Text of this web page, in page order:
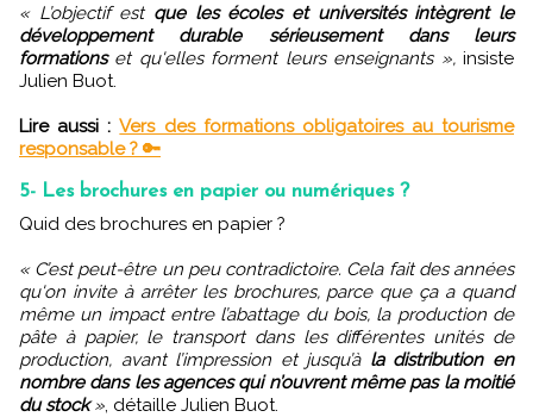
« L’objectif est que les écoles et universités intègrent le
développement durable sérieusement dans leurs
formationset qu'elles forment leurs enseignants »,insiste
Julien Buot.
Lire aussi : Vers des formations obligatoires au tourisme
responsable ? 🔑
5- Les brochures en papier ou numériques ?
Quid des brochures en papier ?
« C’est peut-être un peu contradictoire. Cela fait des années
qu'on invite à arrêter les brochures, parce que ça a quand
même un impact entre l’abattage du bois, la production de
pâte à papier, le transport dans les différentes unités de
production, avant l’impression et jusqu’à la distribution en
nombre dans les agences qui n’ouvrent même pas la moitié
du stock» , détaille Julien Buot.